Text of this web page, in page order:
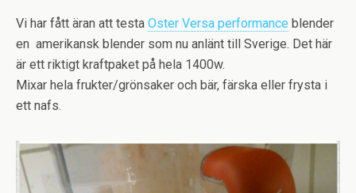
Vi har fått äran att testa Oster Versa performance blender
en amerikansk blender som nu anlänt till Sverige. Det här
är ett riktigt kraftpaket på hela 1400w.
Mixar hela frukter/grönsaker och bär, färska eller frysta i
ett nafs.